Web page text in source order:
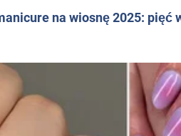
na wiosnę 2025: pięć